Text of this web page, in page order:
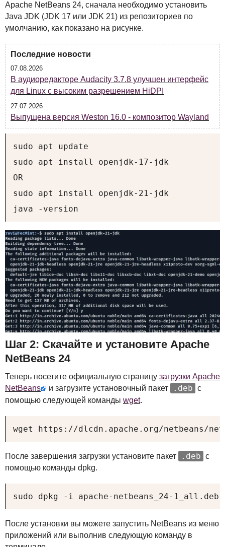
Apache NetBeans 24, сначала необходимо установить
Java JDK (JDK 17 или JDK 21) из репозиториев по
умолчанию, как показано на рисунке.
Последние новости
07.08.2026
В аудиоредакторе Audacity 3.7.8 улучшен интерфейс
для Linux с высоким разрешением HiDPI
27.07.2026
Выпущена версия Weston 16.0 - композитор Wayland
sudo apt update
sudo apt install openjdk-17-jdk
OR
sudo apt install openjdk-21-jdk
java -version
Шаг 2: Скачайте и установите Apache
NetBeans 24
Теперь посетите официальную страницу загрузки Apache
NetBeans
и загрузите установочный пакет .deb с
помощью следующей команды wget.
wget https://dlcdn.apache.org/netbeans/
После завершения загрузки установите пакет .deb с
помощью команды dpkg.
sudo dpkg -i apache-netbeans_24-1_all.deb
После установки вы можете запустить NetBeans из меню
приложений или выполнив следующую команду в